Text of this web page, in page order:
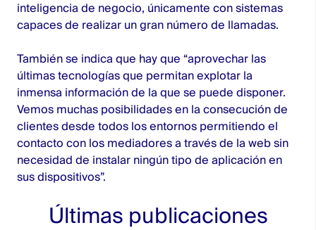
inteligencia de negocio, únicamente con sistemas
capaces de realizar un gran número de llamadas.
También se indica que hay que “aprovechar las
últimas tecnologías que permitan explotar la
inmensa información de la que se puede disponer.
Vemos muchas posibilidades en la consecución de
clientes desde todos los entornos permitiendo el
contacto con los mediadores a través de la web sin
necesidad de instalar ningún tipo de aplicación en
sus dispositivos”.
Últimas publicaciones